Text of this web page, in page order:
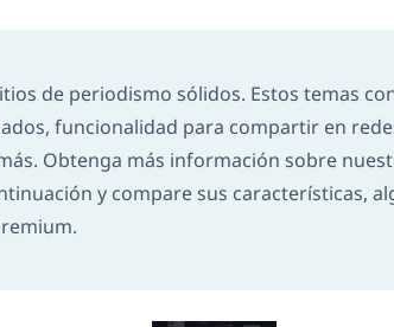
de periodismo sólidos. Estos temas
funcionalidad para compartir en
Obtenga más información sobre
y compare sus características,